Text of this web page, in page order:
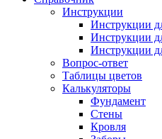
Инструкции
Инструкции
Инструкции
Инструкции
Вопрос-ответ
Таблицы цветов
Калькуляторы
Фундамент
Стены
Кровля